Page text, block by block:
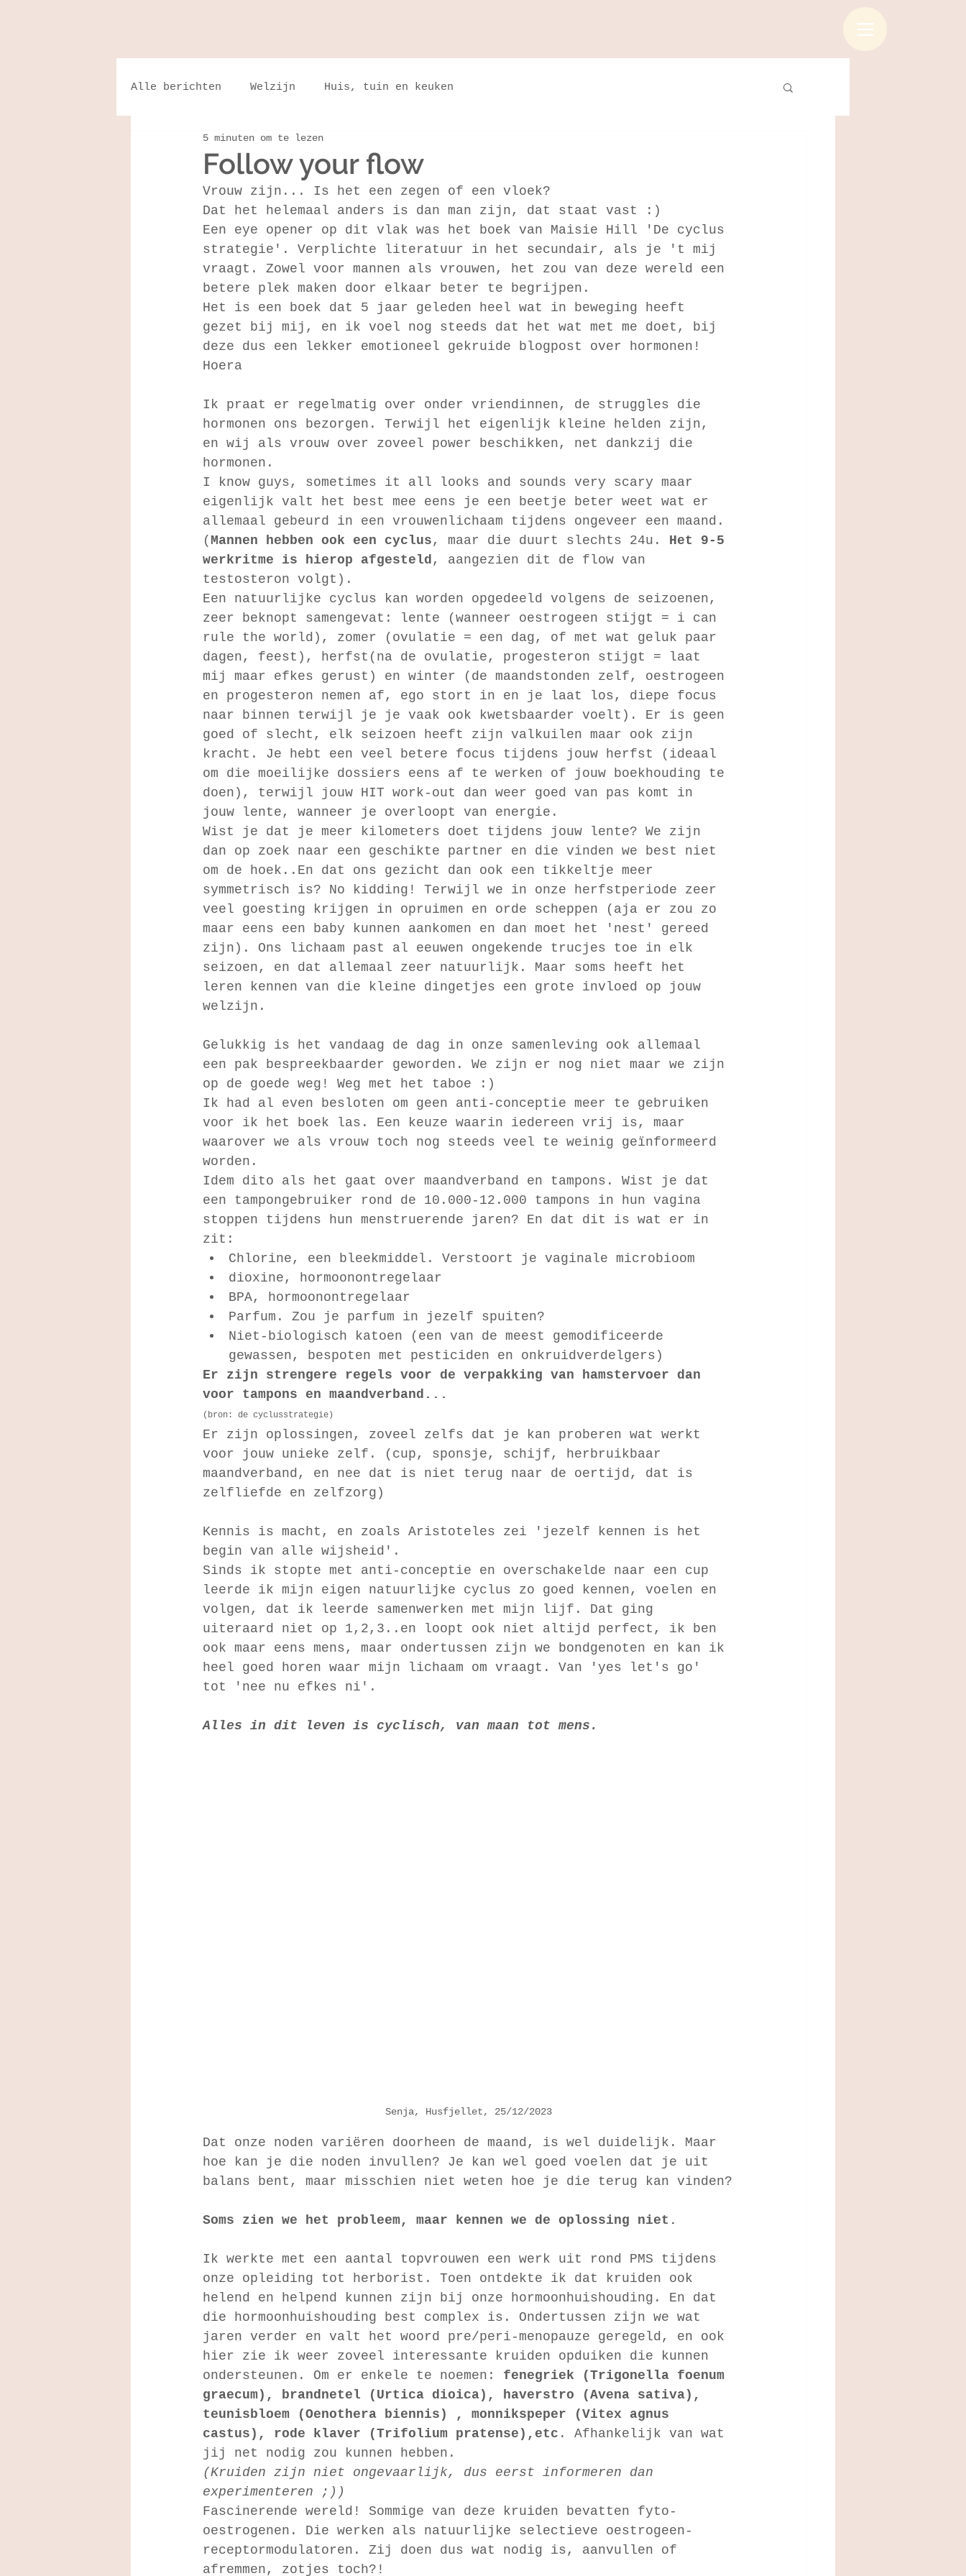
Alle berichten Welzijn Huis, tuin en keuken
Follow your flow
5 minuten om te lezen
Vrouw zijn... Is het een zegen of een vloek?
Dat het helemaal anders is dan man zijn, dat staat vast :)
Een eye opener op dit vlak was het boek van Maisie Hill 'De cyclus
strategie'. Verplichte literatuur in het secundair, als je 't mij
vraagt. Zowel voor mannen als vrouwen, het zou van deze wereld een
betere plek maken door elkaar beter te begrijpen.
Het is een boek dat 5 jaar geleden heel wat in beweging heeft
gezet bij mij, en ik voel nog steeds dat het wat met me doet, bij
deze dus een lekker emotioneel gekruide blogpost over hormonen!
Hoera
Ik praat er regelmatig over onder vriendinnen, de struggles die
hormonen ons bezorgen. Terwijl het eigenlijk kleine helden zijn,
en wij als vrouw over zoveel power beschikken, net dankzij die
hormonen.
I know guys, sometimes it all looks and sounds very scary maar
eigenlijk valt het best mee eens je een beetje beter weet wat er
allemaal gebeurd in een vrouwenlichaam tijdens ongeveer een maand.
( Mannen hebben ook een cyclus , maar die duurt slechts 24u. Het 9-5
werkritme is hierop afgesteld , aangezien dit de flow van
testosteron volgt).
Een natuurlijke cyclus kan worden opgedeeld volgens de seizoenen,
zeer beknopt samengevat: lente (wanneer oestrogeen stijgt = i can
rule the world), zomer (ovulatie = een dag, of met wat geluk paar
dagen, feest), herfst(na de ovulatie, progesteron stijgt = laat
mij maar efkes gerust) en winter (de maandstonden zelf, oestrogeen
en progesteron nemen af, ego stort in en je laat los, diepe focus
naar binnen terwijl je je vaak ook kwetsbaarder voelt). Er is geen
goed of slecht, elk seizoen heeft zijn valkuilen maar ook zijn
kracht. Je hebt een veel betere focus tijdens jouw herfst (ideaal
om die moeilijke dossiers eens af te werken of jouw boekhouding te
doen), terwijl jouw HIT work-out dan weer goed van pas komt in
jouw lente, wanneer je overloopt van energie.
Wist je dat je meer kilometers doet tijdens jouw lente? We zijn
dan op zoek naar een geschikte partner en die vinden we best niet
om de hoek..En dat ons gezicht dan ook een tikkeltje meer
symmetrisch is? No kidding! Terwijl we in onze herfstperiode zeer
veel goesting krijgen in opruimen en orde scheppen (aja er zou zo
maar eens een baby kunnen aankomen en dan moet het 'nest' gereed
zijn). Ons lichaam past al eeuwen ongekende trucjes toe in elk
seizoen, en dat allemaal zeer natuurlijk. Maar soms heeft het
leren kennen van die kleine dingetjes een grote invloed op jouw
welzijn.
Gelukkig is het vandaag de dag in onze samenleving ook allemaal
een pak bespreekbaarder geworden. We zijn er nog niet maar we zijn
op de goede weg! Weg met het taboe :)
Ik had al even besloten om geen anti-conceptie meer te gebruiken
voor ik het boek las. Een keuze waarin iedereen vrij is, maar
waarover we als vrouw toch nog steeds veel te weinig geïnformeerd
worden.
Idem dito als het gaat over maandverband en tampons. Wist je dat
een tampongebruiker rond de 10.000-12.000 tampons in hun vagina
stoppen tijdens hun menstruerende jaren? En dat dit is wat er in
zit:
Chlorine, een bleekmiddel. Verstoort je vaginale microbioom
dioxine, hormoonontregelaar
BPA, hormoonontregelaar
Parfum. Zou je parfum in jezelf spuiten?
Niet-biologisch katoen (een van de meest gemodificeerde
gewassen, bespoten met pesticiden en onkruidverdelgers)
Er zijn strengere regels voor de verpakking van hamstervoer dan
voor tampons en maandverband...
(bron: de cyclusstrategie)
Er zijn oplossingen, zoveel zelfs dat je kan proberen wat werkt
voor jouw unieke zelf. (cup, sponsje, schijf, herbruikbaar
maandverband, en nee dat is niet terug naar de oertijd, dat is
zelfliefde en zelfzorg)
Kennis is macht, en zoals Aristoteles zei 'jezelf kennen is het
begin van alle wijsheid'.
Sinds ik stopte met anti-conceptie en overschakelde naar een cup
leerde ik mijn eigen natuurlijke cyclus zo goed kennen, voelen en
volgen, dat ik leerde samenwerken met mijn lijf. Dat ging
uiteraard niet op 1,2,3..en loopt ook niet altijd perfect, ik ben
ook maar eens mens, maar ondertussen zijn we bondgenoten en kan ik
heel goed horen waar mijn lichaam om vraagt. Van 'yes let's go'
tot 'nee nu efkes ni'.
Alles in dit leven is cyclisch, van maan tot mens.
Senja, Husfjellet, 25/12/2023
Dat onze noden variëren doorheen de maand, is wel duidelijk. Maar
hoe kan je die noden invullen? Je kan wel goed voelen dat je uit
balans bent, maar misschien niet weten hoe je die terug kan vinden?
Soms zien we het probleem, maar kennen we de oplossing niet.
Ik werkte met een aantal topvrouwen een werk uit rond PMS tijdens
onze opleiding tot herborist. Toen ontdekte ik dat kruiden ook
helend en helpend kunnen zijn bij onze hormoonhuishouding. En dat
die hormoonhuishouding best complex is. Ondertussen zijn we wat
jaren verder en valt het woord pre/peri-menopauze geregeld, en ook
hier zie ik weer zoveel interessante kruiden opduiken die kunnen
ondersteunen. Om er enkele te noemen: fenegriek (Trigonella foenum
graecum), brandnetel (Urtica dioica), haverstro (Avena sativa),
teunisbloem (Oenothera biennis) , monnikspeper (Vitex agnus
castus), rode klaver (Trifolium pratense),etc . Afhankelijk van wat
jij net nodig zou kunnen hebben.
(Kruiden zijn niet ongevaarlijk, dus eerst informeren dan
experimenteren ;))
Fascinerende wereld! Sommige van deze kruiden bevatten fyto-
oestrogenen. Die werken als natuurlijke selectieve oestrogeen-
receptormodulatoren. Zij doen dus wat nodig is, aanvullen of
afremmen, zotjes toch?!